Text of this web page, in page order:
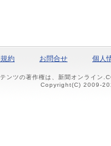
約 お問合せ 個人
ンツの著作権は、新聞オンライン
Copyright(C) 2009-